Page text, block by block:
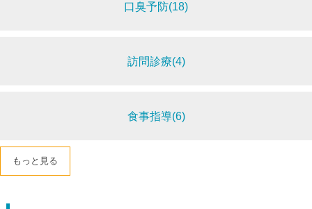
口臭予防(18)
訪問診療(4)
食事指導(6)
もっと見る